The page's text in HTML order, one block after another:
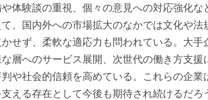
体験談の重視、個々の意見への対応強化な
、国内外への市場拡大のなかでは文化や
かせず、柔軟な適応力も問われている。大
層へのサービス展開、次世代の働き方支
や社会的信頼を高めている。これらの企
える存在として今後も期待され続けるだろ